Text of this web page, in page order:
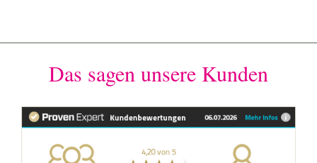
Das sagen unsere Kunden